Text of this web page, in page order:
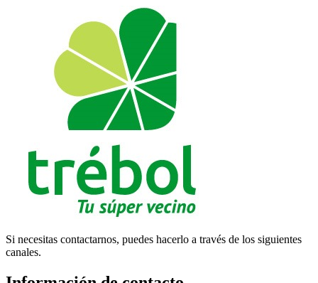
Si necesitas contactarnos, puedes hacerlo a través de los siguientes
canales.